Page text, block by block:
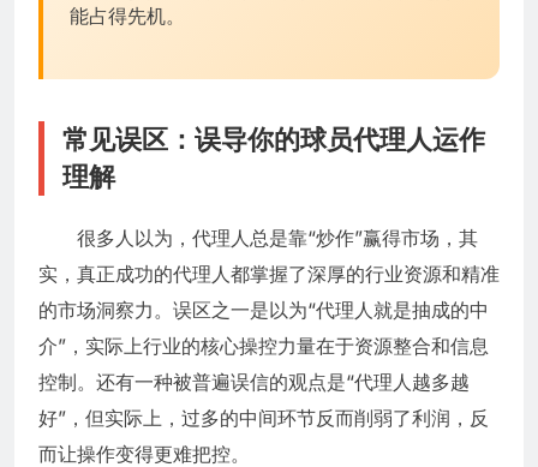
能占得先机。
常见误区：误导你的球员代理人运作
理解
很多人以为，代理人总是靠“炒作”赢得市场，其
实，真正成功的代理人都掌握了深厚的行业资源和精准
的市场洞察力。误区之一是以为“代理人就是抽成的中
介”，实际上行业的核心操控力量在于资源整合和信息
控制。还有一种被普遍误信的观点是“代理人越多越
好”，但实际上，过多的中间环节反而削弱了利润，反
而让操作变得更难把控。